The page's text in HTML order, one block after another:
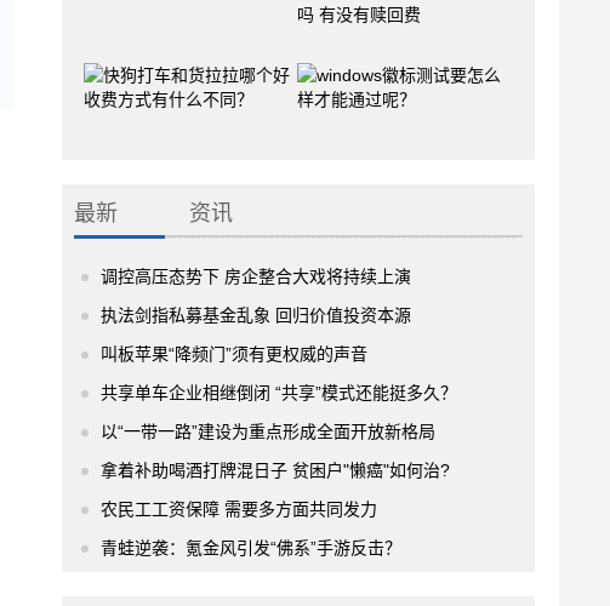
最新 资讯
调控高压态势下 房企整合大戏将持续上演
执法剑指私募基金乱象 回归价值投资本源
叫板苹果“降频门”须有更权威的声音
共享单车企业相继倒闭 “共享”模式还能挺多久？
以“一带一路”建设为重点形成全面开放新格局
拿着补助喝酒打牌混日子 贫困户"懒癌"如何治?
农民工工资保障 需要多方面共同发力
青蛙逆袭：氪金风引发“佛系”手游反击？